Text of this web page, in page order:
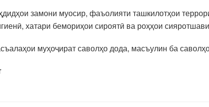
замони муосир, фаъолияти ташкилотҳои
хатари бемориҳои сироятӣ ва роҳҳои
муҳоҷират саволҳо дода, масъулин ба